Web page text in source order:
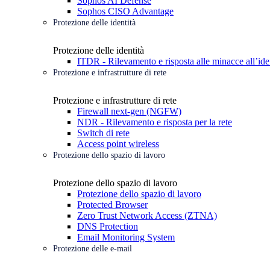
Sophos CISO Advantage
Protezione delle identità
Protezione delle identità
ITDR - Rilevamento e risposta alle minacce
Protezione e infrastrutture di rete
Protezione e infrastrutture di rete
Firewall next-gen (NGFW)
NDR - Rilevamento e risposta per la rete
Switch di rete
Access point wireless
Protezione dello spazio di lavoro
Protezione dello spazio di lavoro
Protezione dello spazio di lavoro
Protected Browser
Zero Trust Network Access (ZTNA)
DNS Protection
Email Monitoring System
Protezione delle e-mail